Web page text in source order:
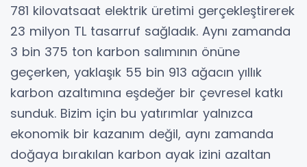
781 kilovatsaat elektrik üretimi gerçekleştirerek
23 milyon TL tasarruf sağladık. Aynı zamanda
3 bin 375 ton karbon salımının önüne
geçerken, yaklaşık 55 bin 913 ağacın yıllık
karbon azaltımına eşdeğer bir çevresel katkı
sunduk. Bizim için bu yatırımlar yalnızca
ekonomik bir kazanım değil, aynı zamanda
doğaya bırakılan karbon ayak izini azaltan